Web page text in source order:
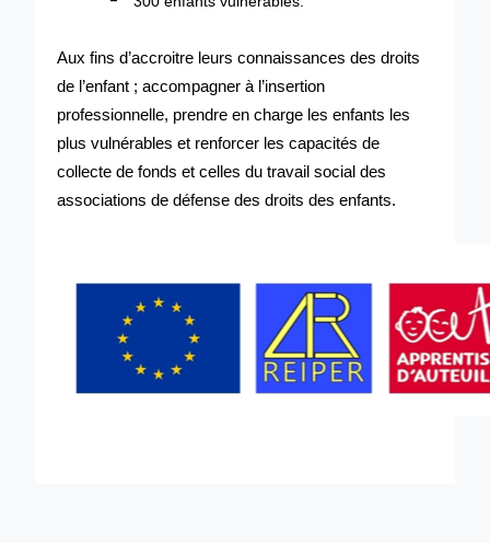
Aux fins d’accroitre leurs connaissances des droits
de l’enfant ; accompagner à l’insertion
professionnelle, prendre en charge les enfants les
plus vulnérables et renforcer les capacités de
collecte de fonds et celles du travail social des
associations de défense des droits des enfants.